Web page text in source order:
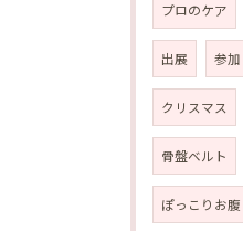
プロのケア
出展 参加
クリスマス
骨盤ベルト
ぽっこりお腹